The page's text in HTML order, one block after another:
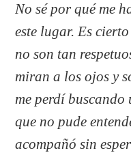
No sé por qué me
este lugar. Es
no son tan
miran a los ojos y
me perdí
que no pude
acompañó sin